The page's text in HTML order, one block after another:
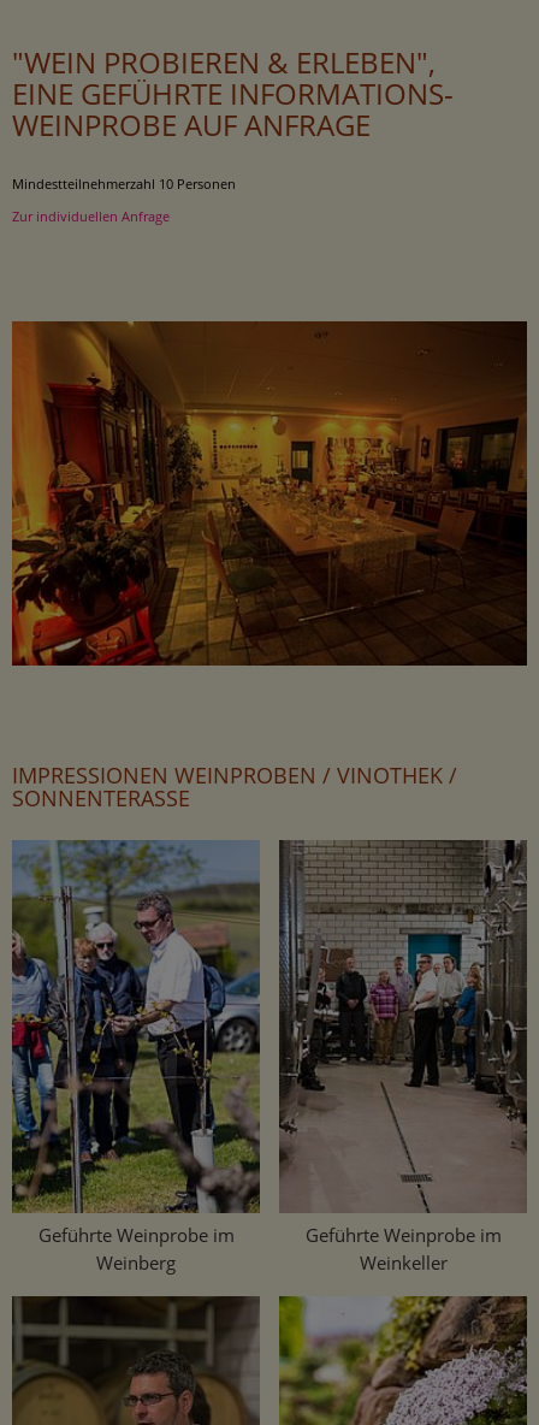
"WEIN PROBIEREN & ERLEBEN",
EINE GEFÜHRTE INFORMATIONS-
WEINPROBE AUF ANFRAGE
Mindestteilnehmerzahl 10 Personen
Zur individuellen Anfrage
IMPRESSIONEN WEINPROBEN / VINOTHEK /
SONNENTERASSE
Geführte Weinprobe im
Weinberg
Geführte Weinprobe im
Weinkeller